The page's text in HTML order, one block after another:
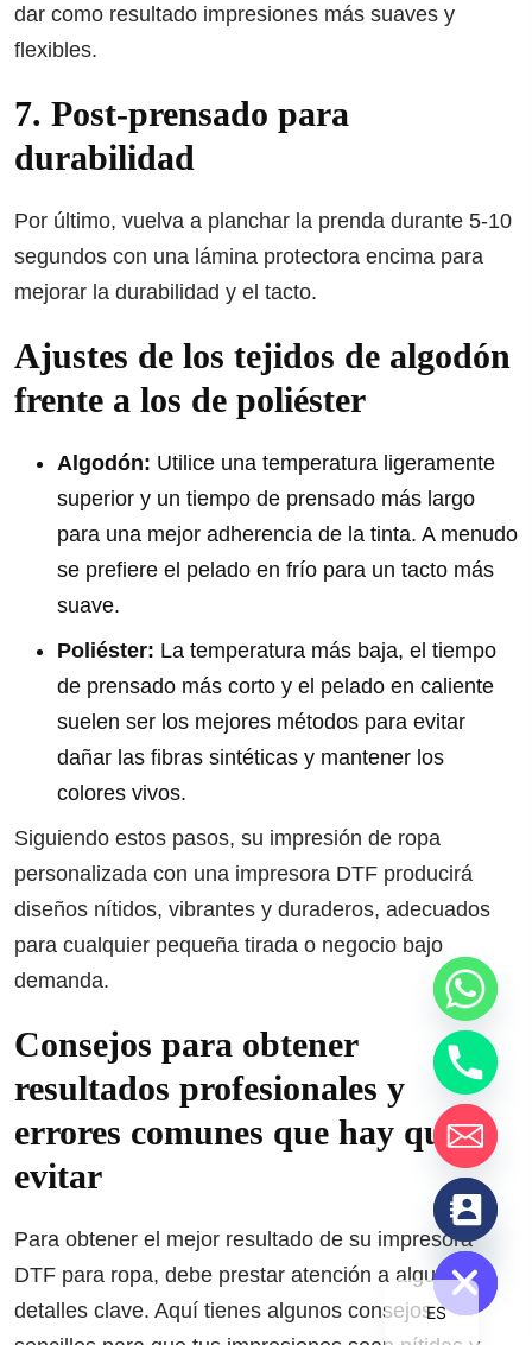
dar como resultado impresiones más suaves y
flexibles.
7. Post-prensado para
durabilidad
Por último, vuelva a planchar la prenda durante 5-10
segundos con una lámina protectora encima para
mejorar la durabilidad y el tacto.
Ajustes de los tejidos de algodón
frente a los de poliéster
Algodón: Utilice una temperatura ligeramente
superior y un tiempo de prensado más largo
para una mejor adherencia de la tinta. A menudo
se prefiere el pelado en frío para un tacto más
suave.
Poliéster: La temperatura más baja, el tiempo
de prensado más corto y el pelado en caliente
suelen ser los mejores métodos para evitar
dañar las fibras sintéticas y mantener los
colores vivos.
Siguiendo estos pasos, su impresión de ropa
personalizada con una impresora DTF producirá
diseños nítidos, vibrantes y duraderos, adecuados
para cualquier pequeña tirada o negocio bajo
demanda.
Consejos para obtener
resultados profesionales y
errores comunes que hay que
evitar
Para obtener el mejor resultado de su impresora
DTF para ropa, debe prestar atención a algunos
detalles clave. Aquí tienes algunos consejosES
Hide
chaty